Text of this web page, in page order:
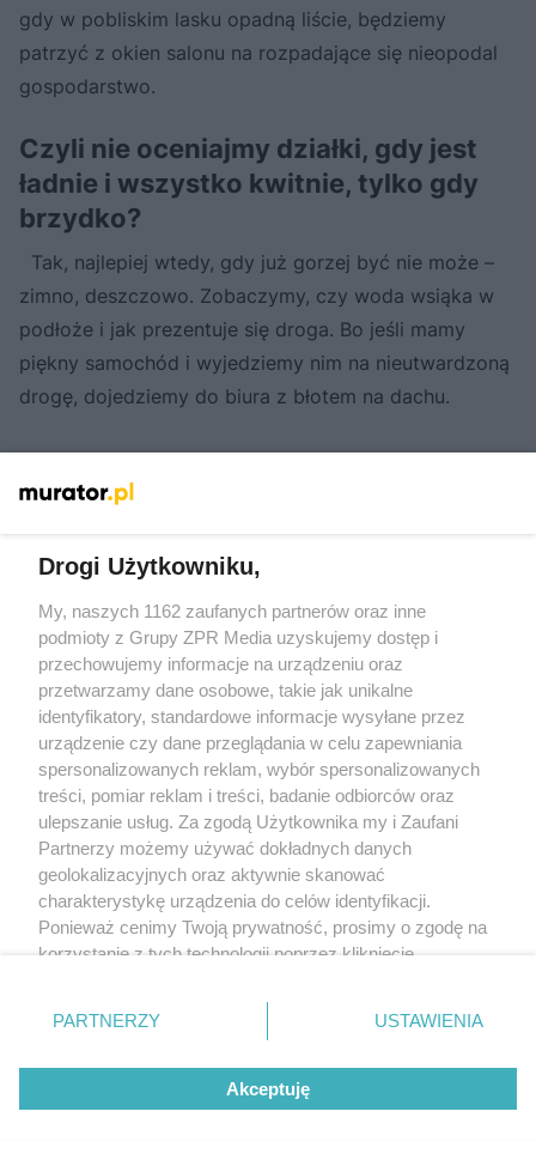
gdy w pobliskim lasku opadną liście, będziemy
patrzyć z okien salonu na rozpadające się nieopodal
gospodarstwo.
Czyli nie oceniajmy działki, gdy jest
ładnie i wszystko kwitnie, tylko gdy
brzydko?
Tak, najlepiej wtedy, gdy już gorzej być nie może –
zimno, deszczowo. Zobaczymy, czy woda wsiąka w
podłoże i jak prezentuje się droga. Bo jeśli mamy
piękny samochód i wyjedziemy nim na nieutwardzoną
drogę, dojedziemy do biura z błotem na dachu.
Drogi Użytkowniku,
My, naszych 1162 zaufanych partnerów oraz inne
podmioty z Grupy ZPR Media uzyskujemy dostęp i
przechowujemy informacje na urządzeniu oraz
przetwarzamy dane osobowe, takie jak unikalne
identyfikatory, standardowe informacje wysyłane przez
urządzenie czy dane przeglądania w celu zapewniania
spersonalizowanych reklam, wybór spersonalizowanych
treści, pomiar reklam i treści, badanie odbiorców oraz
ulepszanie usług. Za zgodą Użytkownika my i Zaufani
Partnerzy możemy używać dokładnych danych
geolokalizacyjnych oraz aktywnie skanować
charakterystykę urządzenia do celów identyfikacji.
Ponieważ cenimy Twoją prywatność, prosimy o zgodę na
korzystanie z tych technologii poprzez kliknięcie
zmienić/wycofać klikając przycisk ustawień prywatności
znajdujący się w lewym dolnym rogu strony
rodzaje przetwarzania danych nie wymagają zgody
użytkownika, ale masz prawo sprzeciwić się takiemu
przetwarzaniu. Preferencje będą miały zastosowanie tylko
PARTNERZY USTAWIENIA
Akceptuję